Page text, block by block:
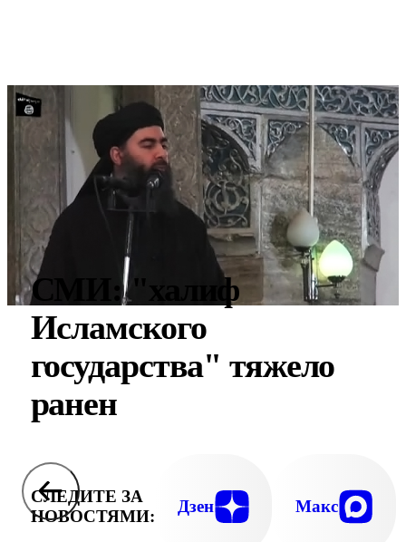
СМИ: "халиф
Исламского
государства" тяжело
ранен
СЛЕДИТЕ ЗА
НОВОСТЯМИ:
Дзен Макс